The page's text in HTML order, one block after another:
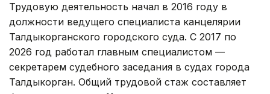
Трудовую деятельность начал в 2016 году в
должности ведущего специалиста канцелярии
Талдыкорганского городского суда. С 2017 по
2026 год работал главным специалистом —
секретарем судебного заседания в судах города
Талдыкорган. Общий трудовой стаж составляет